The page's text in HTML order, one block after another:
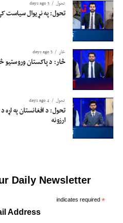
تحول 3 days ago
تحول: په نړیوال سیاست
څار 3 days ago
څار: د پاکستان وروستیو
تحول 4 days ago
تحول: د افغانستان په
ارزونه
Daily Newsletter
*
indicates required
Address